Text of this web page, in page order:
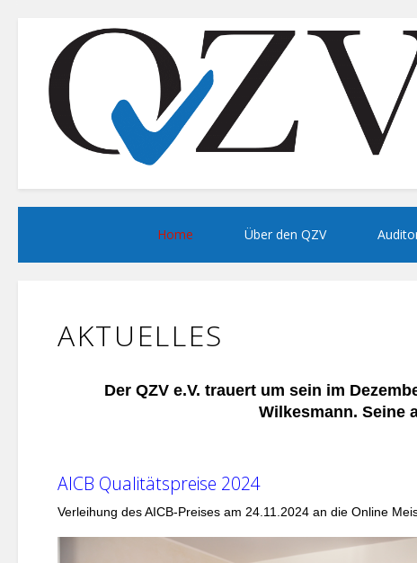
Home Über den QZV
AKTUELLES
Der QZV e.V. trauert um sein im
Wilkesmann. Seine
AICB Qualitätspreise 2024
Verleihung des AICB-Preises am 24.11.2024 an die Online